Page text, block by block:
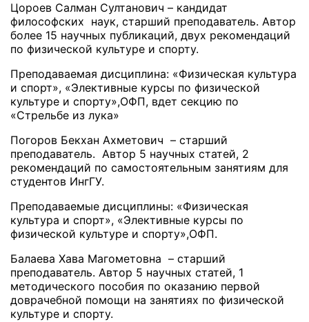
Цороев Салман Султанович – кандидат
философских наук, старший преподаватель. Автор
более 15 научных публикаций, двух рекомендаций
по физической культуре и спорту.
Преподаваемая дисциплина: «Физическая культура
и спорт», «Элективные курсы по физической
культуре и спорту»,ОФП, вдет секцию по
«Стрельбе из лука»
Погоров Бекхан Ахметович – старший
преподаватель. Автор 5 научных статей, 2
рекомендаций по самостоятельным занятиям для
студентов ИнгГУ.
Преподаваемые дисциплины: «Физическая
культура и спорт», «Элективные курсы по
физической культуре и спорту»,ОФП.
Балаева Хава Магометовна – старший
преподаватель. Автор 5 научных статей, 1
методического пособия по оказанию первой
доврачебной помощи на занятиях по физической
культуре и спорту.